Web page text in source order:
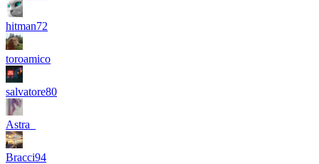
hitman72
toroamico
salvatore80
Astra_
Bracci94